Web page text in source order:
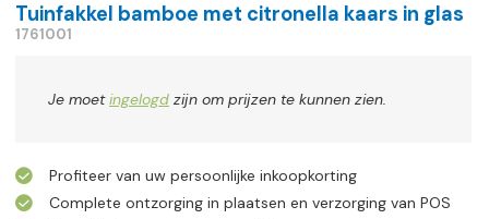
Tuinfakkel bamboe met citronella kaars in glas
1761001
Je moetingelogd zijn om prijzen te kunnen zien.
Profiteer van uw persoonlijke inkoopkorting
Complete ontzorging in plaatsen en verzorging van POS